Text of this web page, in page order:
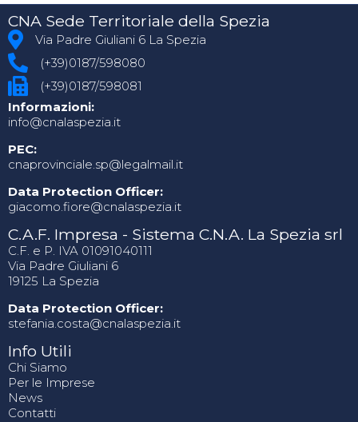
CNA Sede Territoriale della Spezia
Via Padre Giuliani 6 La Spezia
(+39)0187/598080
(+39)0187/598081
Informazioni:
info@cnalaspezia.it
PEC:
cnaprovinciale.sp@legalmail.it
Data Protection Officer:
giacomo.fiore@cnalaspezia.it
C.A.F. Impresa - Sistema C.N.A. La Spezia srl
C.F. e P. IVA 01091040111
Via Padre Giuliani 6
19125 La Spezia
Data Protection Officer:
stefania.costa@cnalaspezia.it
Info Utili
Chi Siamo
Per le Imprese
News
Contatti